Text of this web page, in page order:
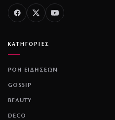
ΚΑΤΗΓΟΡΙΕΣ
ΡΟΗ ΕΙΔΗΣΕΩΝ
GOSSIP
BEAUTY
DECO